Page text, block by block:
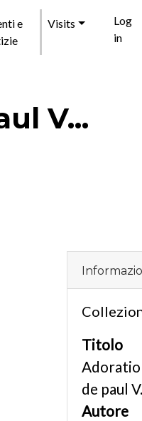
e
Visits
User
Log
in
V...
Titolo
de paul
Autore